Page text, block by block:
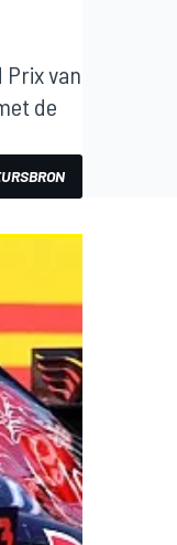
Prix van
de